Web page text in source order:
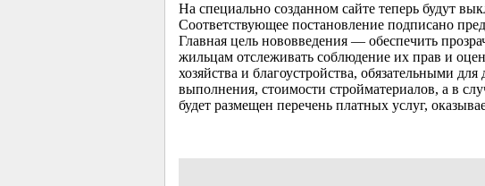
На специально созданном сайте теперь будут
Соответствующее постановление подписано
Главная цель нововведения — обеспечить
жильцам отслеживать соблюдение их прав и
хозяйства и благоустройства, обязательными
выполнения, стоимости стройматериалов, а в
будет размещен перечень платных услуг,